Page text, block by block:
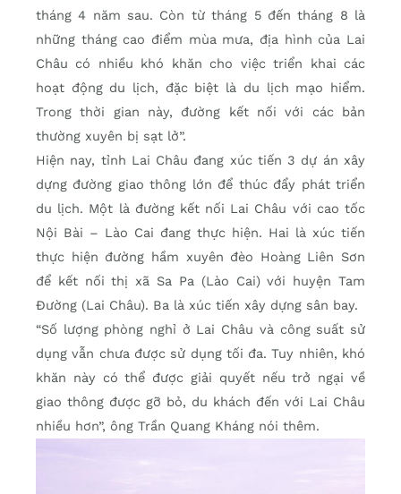
tháng 4 năm sau. Còn từ tháng 5 đến tháng 8 là
những tháng cao điểm mùa mưa, địa hình của Lai
Châu có nhiều khó khăn cho việc triển khai các
hoạt động du lịch, đặc biệt là du lịch mạo hiểm.
Trong thời gian này, đường kết nối với các bản
thường xuyên bị sạt lở”.
Hiện nay, tỉnh Lai Châu đang xúc tiến 3 dự án xây
dựng đường giao thông lớn để thúc đẩy phát triển
du lịch. Một là đường kết nối Lai Châu với cao tốc
Nội Bài – Lào Cai đang thực hiện. Hai là xúc tiến
thực hiện đường hầm xuyên đèo Hoàng Liên Sơn
để kết nối thị xã Sa Pa (Lào Cai) với huyện Tam
Đường (Lai Châu). Ba là xúc tiến xây dựng sân bay.
“Số lượng phòng nghỉ ở Lai Châu và công suất sử
dụng vẫn chưa được sử dụng tối đa. Tuy nhiên, khó
khăn này có thể được giải quyết nếu trở ngại về
giao thông được gỡ bỏ, du khách đến với Lai Châu
nhiều hơn”, ông Trần Quang Kháng nói thêm.